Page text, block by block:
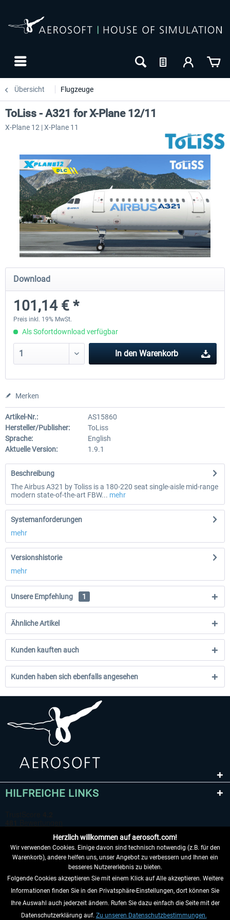
Übersicht Flugzeuge
Diamond DA-62
37,95 € *
Cessna 208 Grand Caravan
ToLiss - A321 for X-Plane 12/11
X-Plane 12 | X-Plane 11
Download
101,14 € *
Preis inkl. 19% MwSt.
Als Sofortdownload verfügbar
In den Warenkorb
Merken
Artikel-Nr.:
AS15860
Hersteller/Publisher:
ToLiss
Sprache:
English
Aktuelle Version:
1.9.1
Beschreibung
The Airbus A321 by Toliss is a 180-220 seat single-aisle mid-range
modern state-of-the-art FBW... mehr
Systemanforderungen
mehr
Versionshistorie
mehr
Unsere Empfehlung 1
Ähnliche Artikel
Kunden kauften auch
Kunden haben sich ebenfalls angesehen
HILFREICHE LINKS
VERTRAG WIDERRUFEN
INFORMATIONEN
Herzlich willkommen auf aerosoft.com!
Wir verwenden Cookies. Einige davon sind technisch notwendig (z.B. für den
Warenkorb), andere helfen uns, unser Angebot zu verbessern und Ihnen ein
besseres Nutzererlebnis zu bieten.
Folgende Cookies akzeptieren Sie mit einem Klick auf Alle akzeptieren. Weitere
Informationen finden Sie in den Privatsphäre-Einstellungen, dort können Sie
Ihre Auswahl auch jederzeit ändern. Rufen Sie dazu einfach die Seite mit der
Datenschutzerklärung auf. Zu unseren Datenschutzbestimmungen.